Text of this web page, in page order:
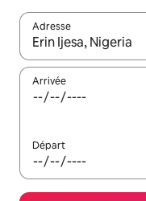
Adresse
Lorsque les résultats
Arrivée
Départ